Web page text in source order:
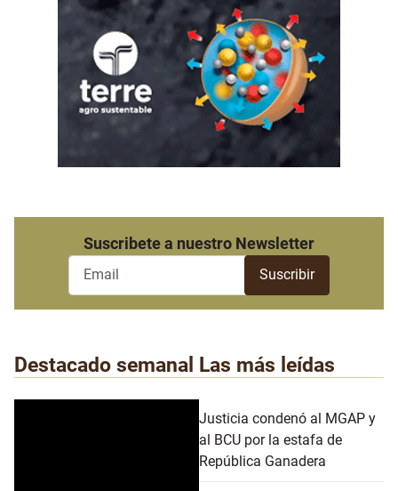
Suscribete a nuestro Newsletter
Destacado semanal Las más leídas
Justicia condenó al MGAP y
al BCU por la estafa de
República Ganadera